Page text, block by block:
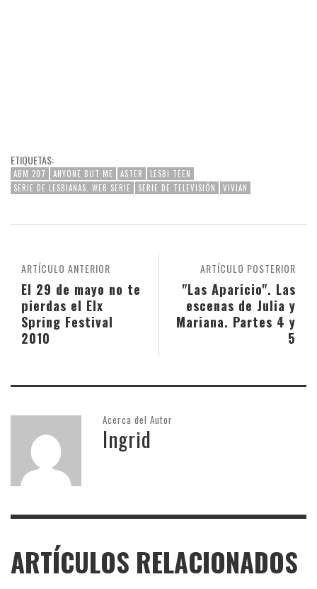
ETIQUETAS:
ABM 207 ANYONE BUT ME ASTER
LESBI TEEN
SERIE DE LESBIANAS. WEB SERIE
SERIE DE TELEVISIÓN VIVIAN
ARTÍCULO POSTERIOR
"Las Aparicio". Las
escenas de Julia y
Mariana. Partes 4 y
5
ARTÍCULO ANTERIOR
El 29 de mayo no te
pierdas el Elx
Spring Festival
2010
Acerca del Autor
Ingrid
ARTÍCULOS RELACIONADOS